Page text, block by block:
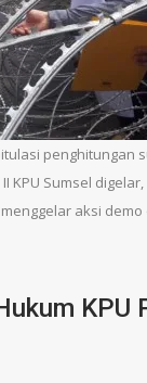
KPU Sumsel
aksi demo
KPU